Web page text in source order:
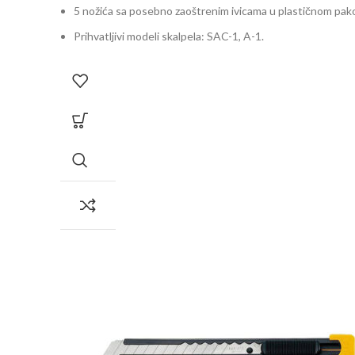
5 nožića sa posebno zaoštrenim ivicama u plastičnom
Prihvatljivi modeli skalpela: SAC-1, A-1.